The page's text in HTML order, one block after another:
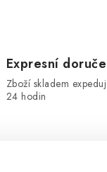
Expresní
Zboží skladem
24 hodin